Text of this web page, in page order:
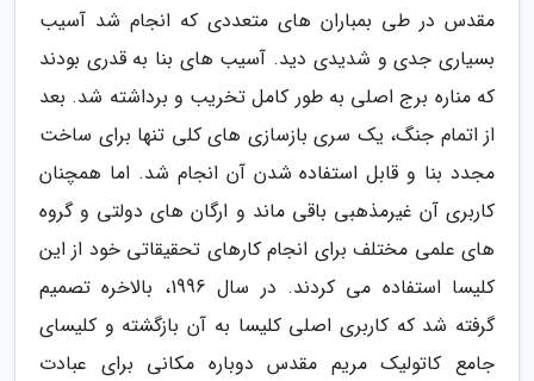
مقدس در طی بمباران های متعددی که انجام شد آسیب
بسیاری جدی و شدیدی دید. آسیب های بنا به قدری بودند
که مناره برج اصلی به طور کامل تخریب و برداشته شد. بعد
از اتمام جنگ، یک سری بازسازی های کلی تنها برای ساخت
مجدد بنا و قابل استفاده شدن آن انجام شد. اما همچنان
کاربری آن غیرمذهبی باقی ماند و ارگان های دولتی و گروه
های علمی مختلف برای انجام کارهای تحقیقاتی خود از این
کلیسا استفاده می کردند. در سال 1996، بالاخره تصمیم
گرفته شد که کاربری اصلی کلیسا به آن بازگشته و کلیسای
جامع کاتولیک مریم مقدس دوباره مکانی برای عبادت